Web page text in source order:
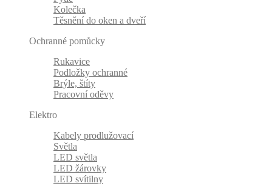
Kolečka
Těsnění do oken a dveří
Ochranné pomůcky
Rukavice
Podložky ochranné
Brýle, štíty
Pracovní oděvy
Elektro
Kabely prodlužovací
Světla
LED světla
LED žárovky
LED svítilny